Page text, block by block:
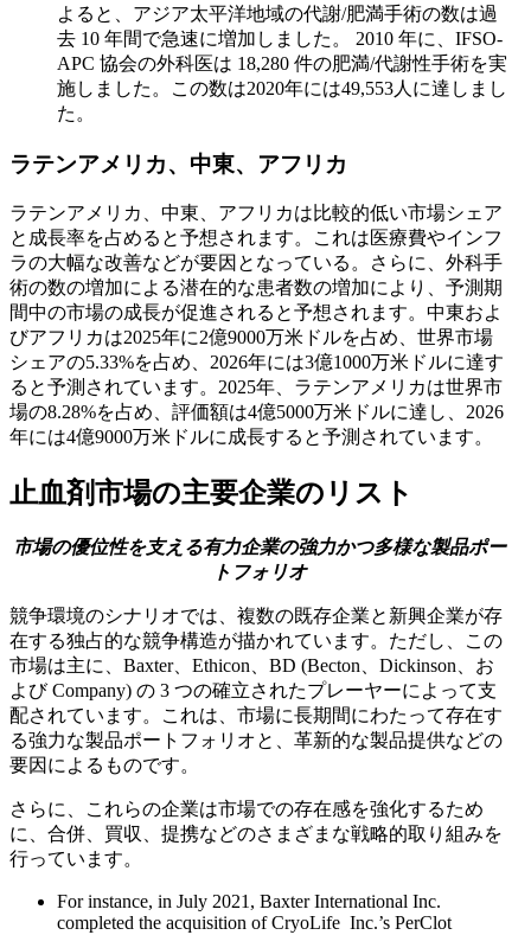
よると、アジア太平洋地域の代謝/肥満手術の数は過
去 10 年間で急速に増加しました。 2010 年に、IFSO-
APC 協会の外科医は 18,280 件の肥満/代謝性手術を実
施しました。この数は2020年には49,553人に達しまし
た。
ラテンアメリカ、中東、アフリカ
ラテンアメリカ、中東、アフリカは比較的低い市場シェア
と成長率を占めると予想されます。これは医療費やインフ
ラの大幅な改善などが要因となっている。さらに、外科手
術の数の増加による潜在的な患者数の増加により、予測期
間中の市場の成長が促進されると予想されます。中東およ
びアフリカは2025年に2億9000万米ドルを占め、世界市場
シェアの5.33%を占め、2026年には3億1000万米ドルに達す
ると予測されています。2025年、ラテンアメリカは世界市
場の8.28%を占め、評価額は4億5000万米ドルに達し、2026
年には4億9000万米ドルに成長すると予測されています。
止血剤市場の主要企業のリスト
市場の優位性を支える有力企業の強力かつ多様な製品ポー
トフォリオ
競争環境のシナリオでは、複数の既存企業と新興企業が存
在する独占的な競争構造が描かれています。ただし、この
市場は主に、Baxter、Ethicon、BD (Becton、Dickinson、お
よび Company) の 3 つの確立されたプレーヤーによって支
配されています。これは、市場に長期間にわたって存在す
る強力な製品ポートフォリオと、革新的な製品提供などの
要因によるものです。
さらに、これらの企業は市場での存在感を強化するため
に、合併、買収、提携などのさまざまな戦略的取り組みを
行っています。
For instance, in July 2021, Baxter International Inc.
completed the acquisition of CryoLife Inc.’s PerClot